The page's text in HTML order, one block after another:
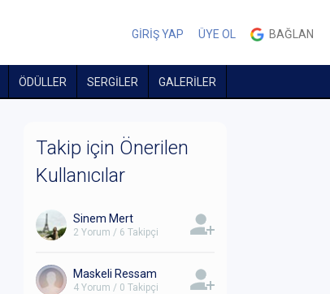
GİRİŞ YAP ÜYE OL BAĞLAN
ÖDÜLLER SERGİLER GALERİLER
Takip için Önerilen
Kullanıcılar
Sinem Mert
2 Yorum / 6 Takipçi
Maskeli Ressam
4 Yorum / 0 Takipçi